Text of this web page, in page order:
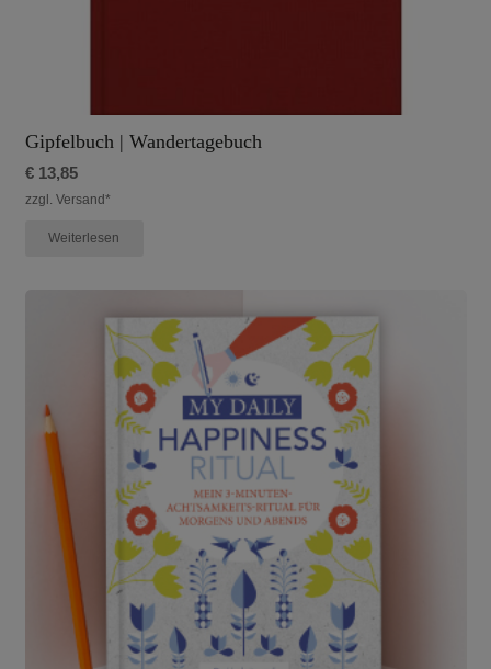
Gipfelbuch | Wandertagebuch
€13,85
zzgl. Versand*
Weiterlesen